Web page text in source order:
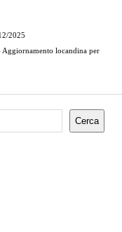
2025
Aggiornamento locandina per
Cerca